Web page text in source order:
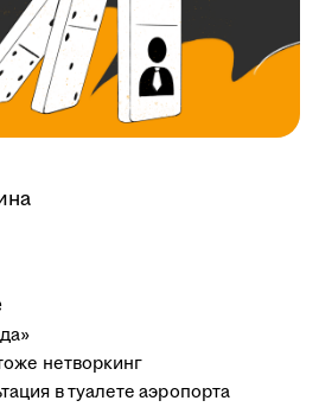
нетворкинг
в туалете аэропорта